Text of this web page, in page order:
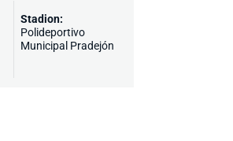
Stadion:
Polideportivo
Municipal Pradejón